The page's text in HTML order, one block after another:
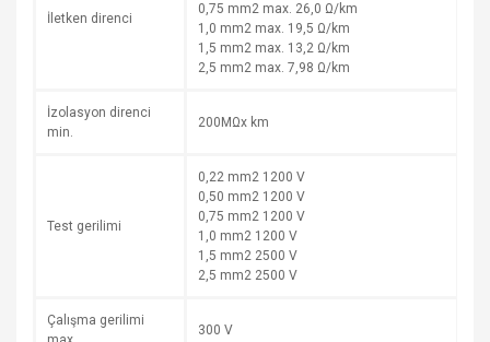
İletken direnci
0,75 mm2 max. 26,0 Ω/km
1,0 mm2 max. 19,5 Ω/km
1,5 mm2 max. 13,2 Ω/km
2,5 mm2 max. 7,98 Ω/km
İzolasyon direnci
min.
200MΩx km
Test gerilimi
0,22 mm2 1200 V
0,50 mm2 1200 V
0,75 mm2 1200 V
1,0 mm2 1200 V
1,5 mm2 2500 V
2,5 mm2 2500 V
Çalışma gerilimi
300 V